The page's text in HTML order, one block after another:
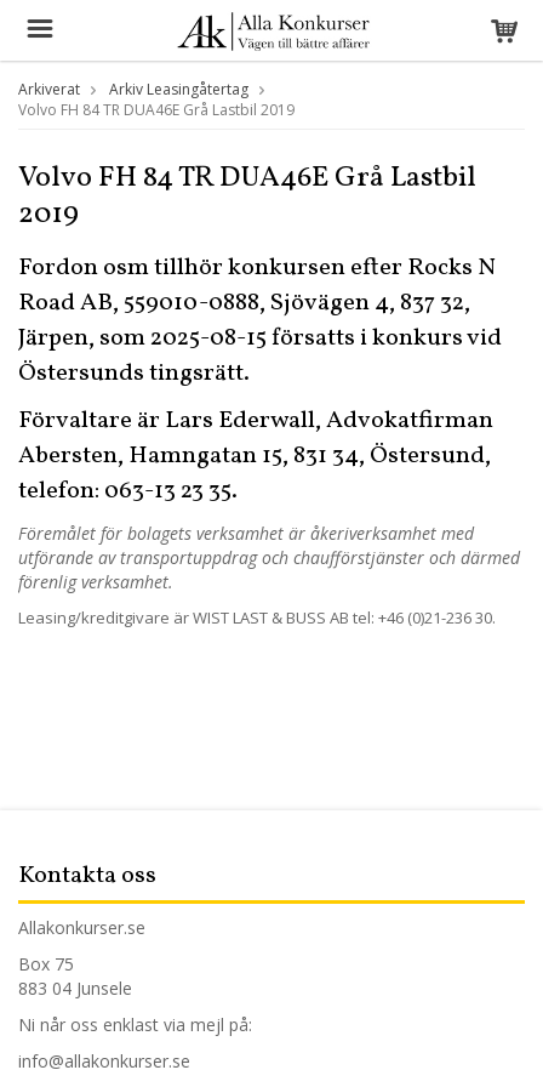
Arkiverat
Arkiv Leasingåtertag
Volvo FH 84 TR DUA46E Grå Lastbil 2019
Volvo FH 84 TR DUA46E Grå Lastbil
2019
Fordon osm tillhör konkursen efter Rocks N
Road AB, 559010-0888, Sjövägen 4, 837 32,
Järpen, som 2025-08-15 försatts i konkurs vid
Östersunds tingsrätt.
Förvaltare är Lars Ederwall, Advokatfirman
Abersten, Hamngatan 15, 831 34, Östersund,
telefon: 063-13 23 35.
Föremålet för bolagets verksamhet är åkeriverksamhet med
utförande av transportuppdrag och chaufförstjänster och därmed
förenlig verksamhet.
Leasing/kreditgivare är WIST LAST & BUSS AB tel: +46 (0)21-236 30.
Kontakta oss
Allakonkurser.se
Box 75
883 04 Junsele
Ni når oss enklast via mejl på:
info@allakonkurser.se